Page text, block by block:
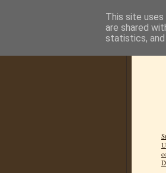
This site
are shared
statistics,